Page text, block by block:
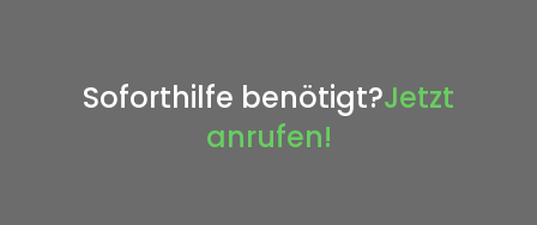
Soforthilfe benötigt?Jetzt
anrufen!